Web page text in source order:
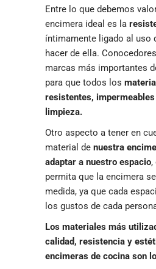
Entre lo que debemos
encimera ideal es la
íntimamente ligado al uso
hacer de ella.
marcas más importantes
para que todos los
resistentes, impermeables
limpieza.
Otro aspecto a tener en
material de nuestra
adaptar a nuestro espacio,
permita que la encimera
medida, ya que cada
los gustos de cada
Los materiales más
calidad, resistencia y
encimeras de cocina son